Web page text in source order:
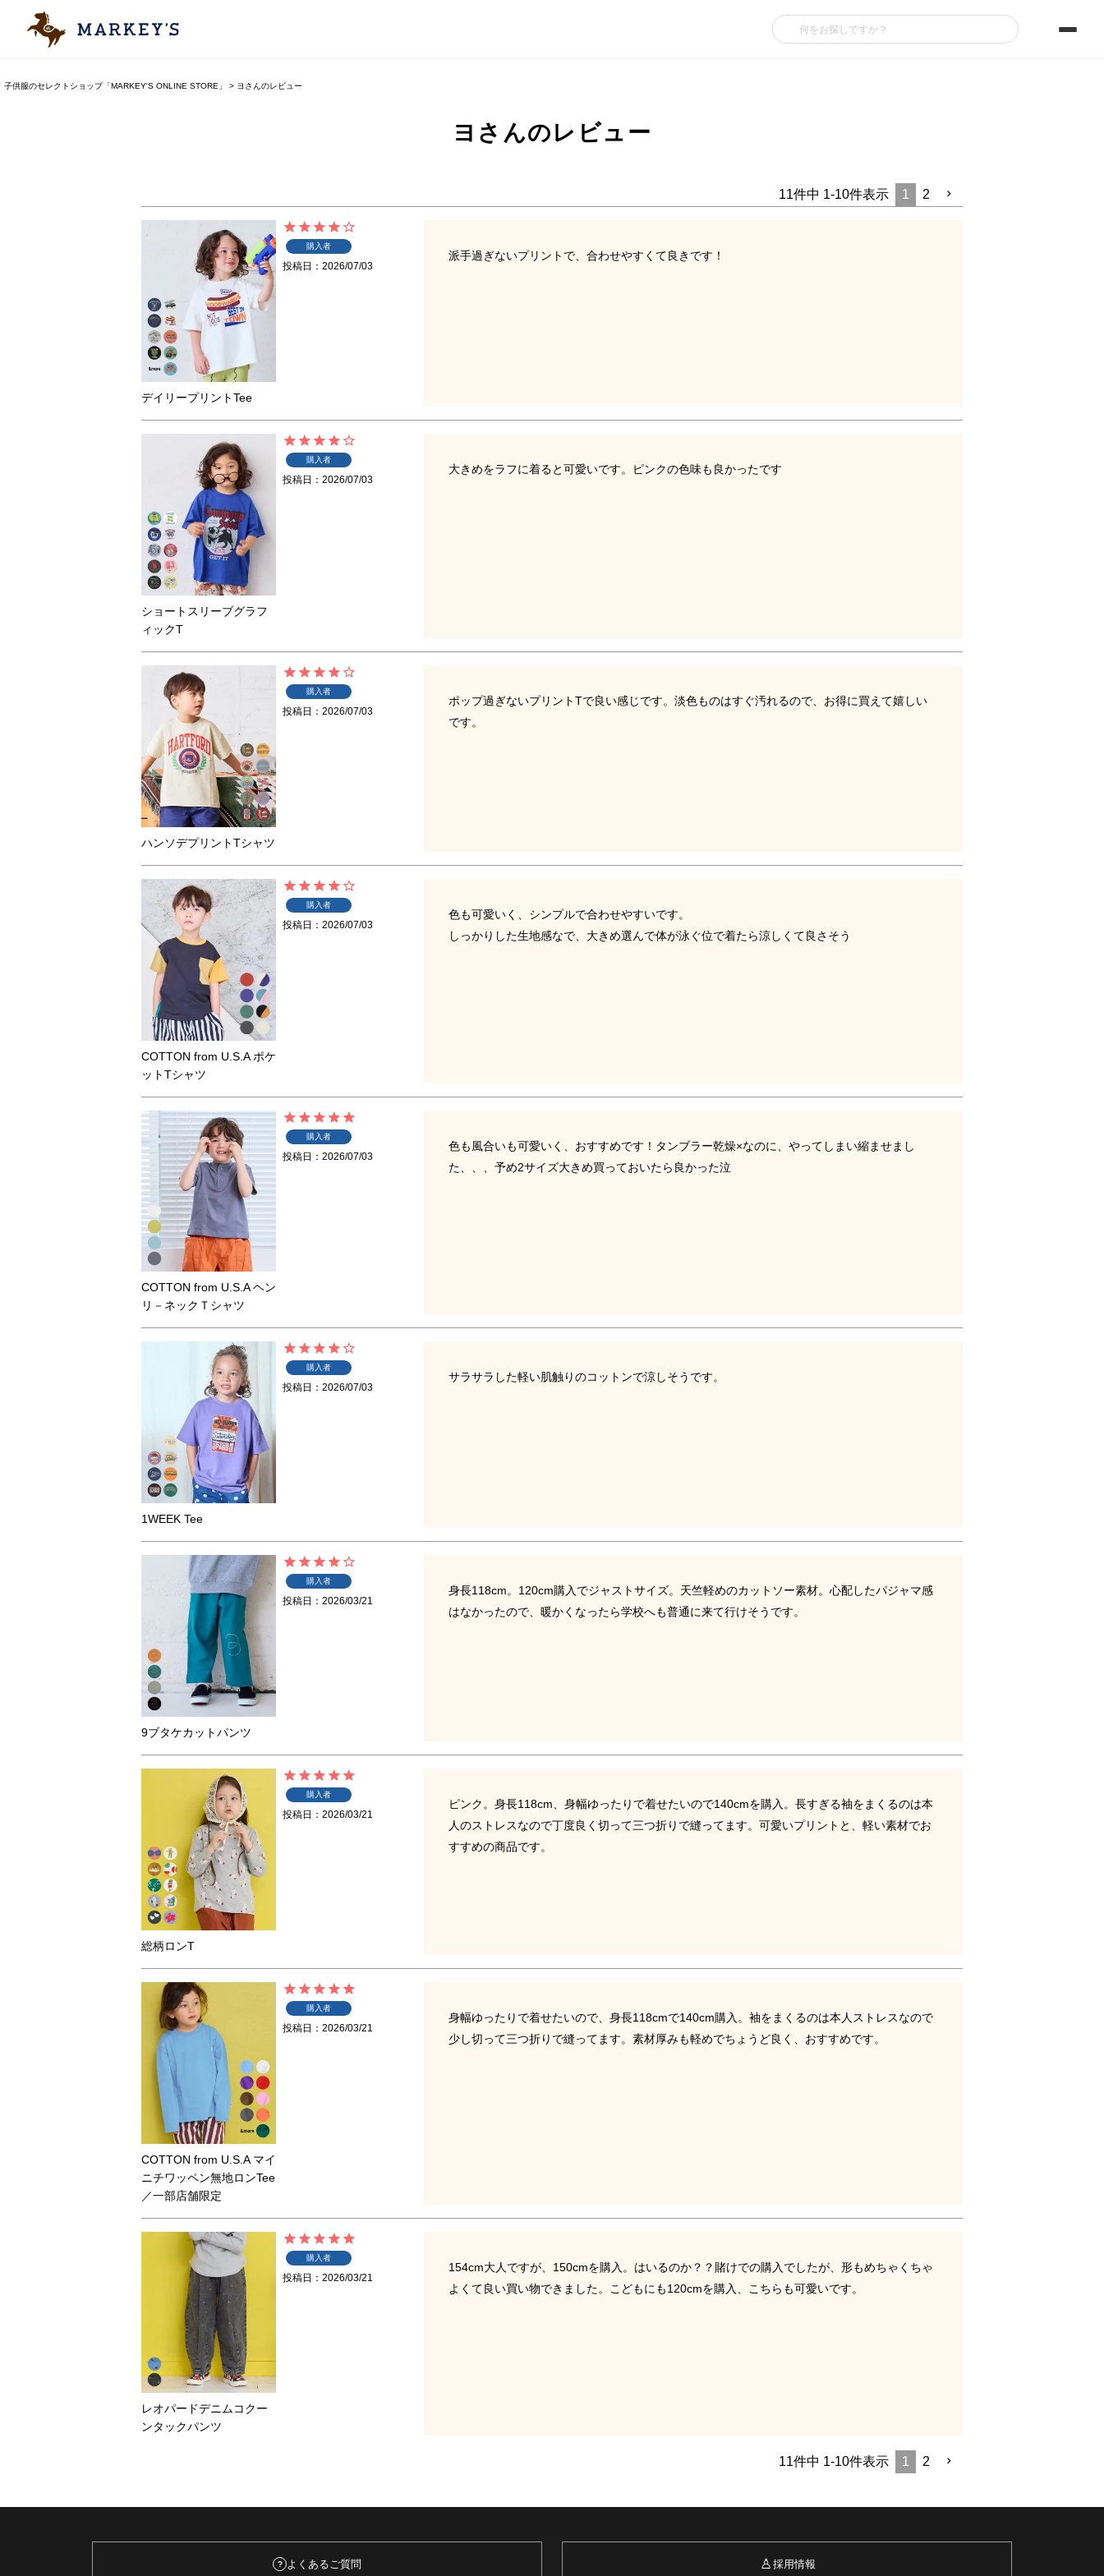
子供服のセレクトショップ「MARKEY'S ONLINE STORE」 ヨさんのレビュー
ヨさんのレビュー
11件中 1-10件表示 1 2
デイリープリントTee
購入者
投稿日 2026/07/03
派手過ぎないプリントで、合わせやすくて良きです！
ショートスリーブグラフ
ィックT
購入者
投稿日 2026/07/03
大きめをラフに着ると可愛いです。ピンクの色味も良かったです
ハンソデプリントTシャツ
購入者
投稿日 2026/07/03
ポップ過ぎないプリントTで良い感じです。淡色ものはすぐ汚れるので、お得に買えて嬉しい
です。
COTTON from U.S.A ポケ
ットTシャツ
購入者
投稿日 2026/07/03
色も可愛いく、シンプルで合わせやすいです。
しっかりした生地感なで、大きめ選んで体が泳ぐ位で着たら涼しくて良さそう
COTTON from U.S.A ヘン
リ－ネックＴシャツ
購入者
投稿日 2026/07/03
色も風合いも可愛いく、おすすめです！タンブラー乾燥×なのに、やってしまい縮ませまし
た、、、予め2サイズ大きめ買っておいたら良かった泣
1WEEK Tee
購入者
投稿日 2026/07/03
サラサラした軽い肌触りのコットンで涼しそうです。
9ブタケカットパンツ
購入者
投稿日 2026/03/21
身長118cm。120cm購入でジャストサイズ。天竺軽めのカットソー素材。心配したパジャマ感
はなかったので、暖かくなったら学校へも普通に来て行けそうです。
総柄ロンT
購入者
投稿日 2026/03/21
ピンク。身長118cm、身幅ゆったりで着せたいので140cmを購入。長すぎる袖をまくるのは本
人のストレスなので丁度良く切って三つ折りで縫ってます。可愛いプリントと、軽い素材でお
COTTON from U.S.A マイ
ニチワッペン無地ロンTee
／一部店舗限定
購入者
投稿日 2026/03/21
身幅ゆったりで着せたいので、身長118cmで140cm購入。袖をまくるのは本人ストレスなので
少し切って三つ折りで縫ってます。素材厚みも軽めでちょうど良く、おすすめです。
レオパードデニムコクー
ンタックパンツ
購入者
投稿日 2026/03/21
154cm大人ですが、150cmを購入。はいるのか？？賭けでの購入でしたが、形もめちゃくちゃ
よくて良い買い物できました。こどもにも120cmを購入、こちらも可愛いです。
11件中 1-10件表示 1 2
? よくあるご質問 ♙ 採用情報